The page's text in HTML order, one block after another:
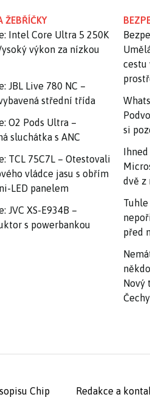
ŽEBŘÍČKY
Intel Core Ultra 5 250K
výkon za nízkou
JBL Live 780 NC –
střední třída
O2 Pods Ultra –
sluchátka s ANC
TCL 75C7L – Otestovali
vládce jasu s obřím
LED panelem
JVC XS-E934B –
s powerbankou
cestu
si
dvě z
před
Nový
Čechy
Chip
Redakce a